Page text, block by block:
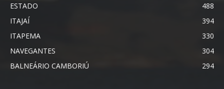
ESTADO
488
ITAJAÍ
394
ITAPEMA
330
NAVEGANTES
304
BALNEÁRIO CAMBORIÚ
294